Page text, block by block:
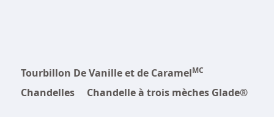
Tourbillon De Vanille et de CaramelMC
Chandelles Chandelle à trois mèches Glade®